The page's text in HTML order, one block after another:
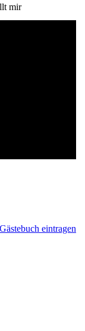
mir
eintragen